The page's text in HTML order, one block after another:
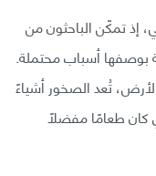
إذ تمكّن الباحثون من
بوصفها أسباب محتملة.
تُعد الصخور أشياءً
كان طعامًا مفضلًا